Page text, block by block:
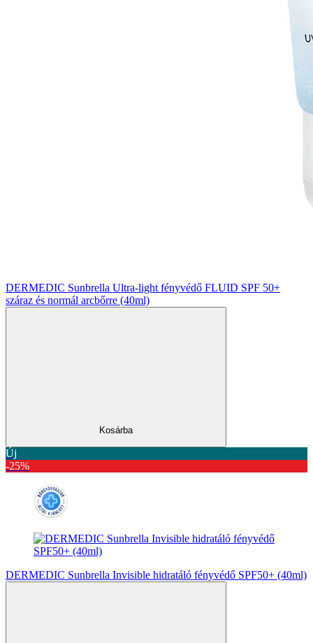
DERMEDIC Sunbrella Ultra-light fényvédő FLUID SPF 50+
száraz és normál arcbőrre (40ml)
Kosárba
Új
-25%
DERMEDIC Sunbrella Invisible hidratáló fényvédő SPF50+ (40ml)